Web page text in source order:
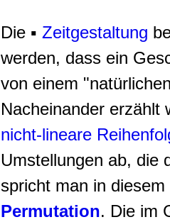
Die ▪ Zeitgestaltung
werden, dass ein
von einem
Nacheinander erzählt
nicht-lineare
Umstellungen ab, die
spricht man in
Permutation. Die im